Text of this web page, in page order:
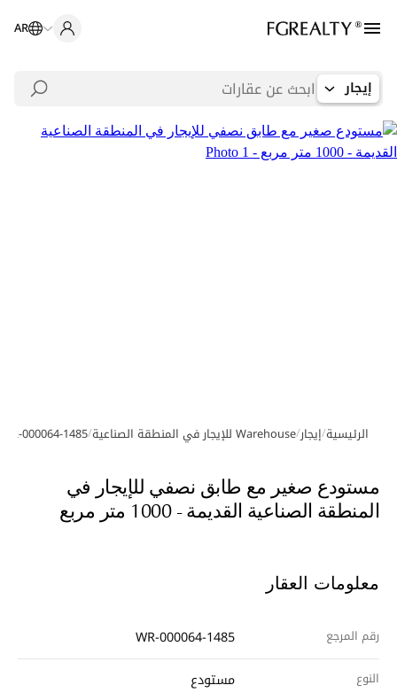
AR
إيجار
معرض الصور
الرئيسية/إيجار/Warehouse للإيجار في المنطقة الصناعية /
WR-000064-1485
مستودع صغير مع طابق نصفي للإيجار في
المنطقة الصناعية القديمة - 1000 متر مربع
معلومات العقار
رقم المرجع WR-000064-1485
النوع مستودع